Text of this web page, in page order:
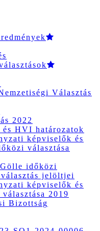
Választás
2022
HVI határozatok
képviselők és
választása
időközi
jelöltjei
képviselők és
2019
Bizottság